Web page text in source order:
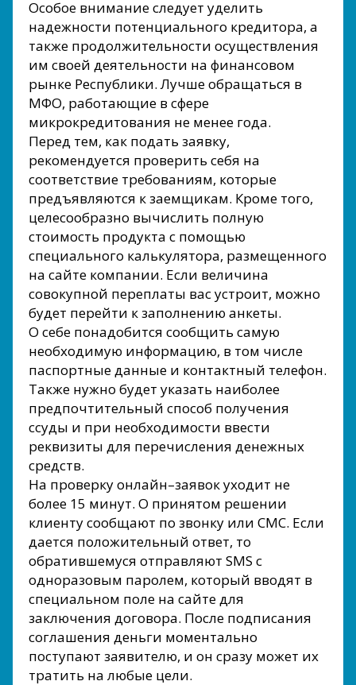
Особое внимание следует уделить
надежности потенциального кредитора, а
также продолжительности осуществления
им своей деятельности на финансовом
рынке Республики. Лучше обращаться в
МФО, работающие в сфере
микрокредитования не менее года.
Перед тем, как подать заявку,
рекомендуется проверить себя на
соответствие требованиям, которые
предъявляются к заемщикам. Кроме того,
целесообразно вычислить полную
стоимость продукта с помощью
специального калькулятора, размещенного
на сайте компании. Если величина
совокупной переплаты вас устроит, можно
будет перейти к заполнению анкеты.
О себе понадобится сообщить самую
необходимую информацию, в том числе
паспортные данные и контактный телефон.
Также нужно будет указать наиболее
предпочтительный способ получения
ссуды и при необходимости ввести
реквизиты для перечисления денежных
средств.
На проверку онлайн–заявок уходит не
более 15 минут. О принятом решении
клиенту сообщают по звонку или СМС. Если
дается положительный ответ, то
обратившемуся отправляют SMS с
одноразовым паролем, который вводят в
специальном поле на сайте для
заключения договора. После подписания
соглашения деньги моментально
поступают заявителю, и он сразу может их
тратить на любые цели.